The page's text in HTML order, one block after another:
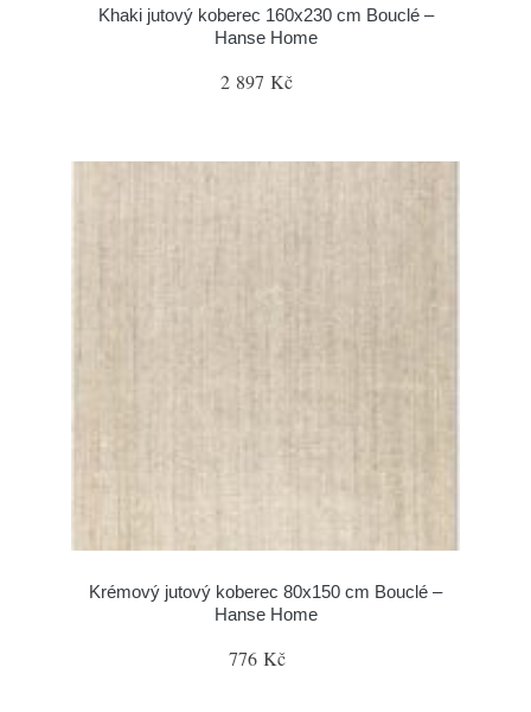
Khaki jutový koberec 160x230 cm Bouclé –
Hanse Home
2 897 Kč
Krémový jutový koberec 80x150 cm Bouclé –
Hanse Home
776 Kč